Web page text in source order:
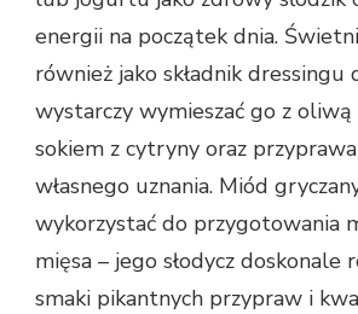
energii na początek dnia.
również jako składnik dressingu
wystarczy wymieszać go z
sokiem z cytryny oraz
własnego uznania. Miód
wykorzystać do przygotowania
mięsa – jego słodycz doskonale
smaki pikantnych przypraw i